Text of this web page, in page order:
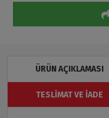
ÜRÜN AÇIKLAMASI
TESLIMAT VE İADE